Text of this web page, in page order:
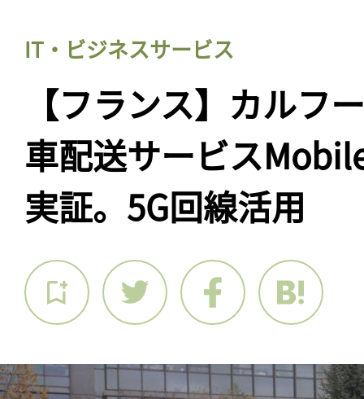
IT・ビジネスサービス
【フランス】カルフ
車配送サービス
実証。5G回線活用